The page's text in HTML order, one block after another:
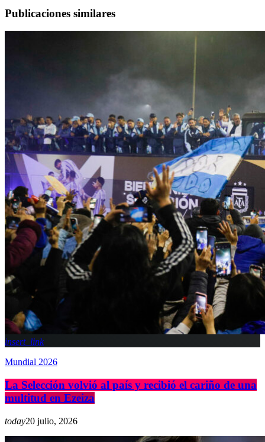
Publicaciones similares
insert_link
Mundial 2026
La Selección volvió al país y recibió el cariño de una
multitud en Ezeiza
today20 julio, 2026